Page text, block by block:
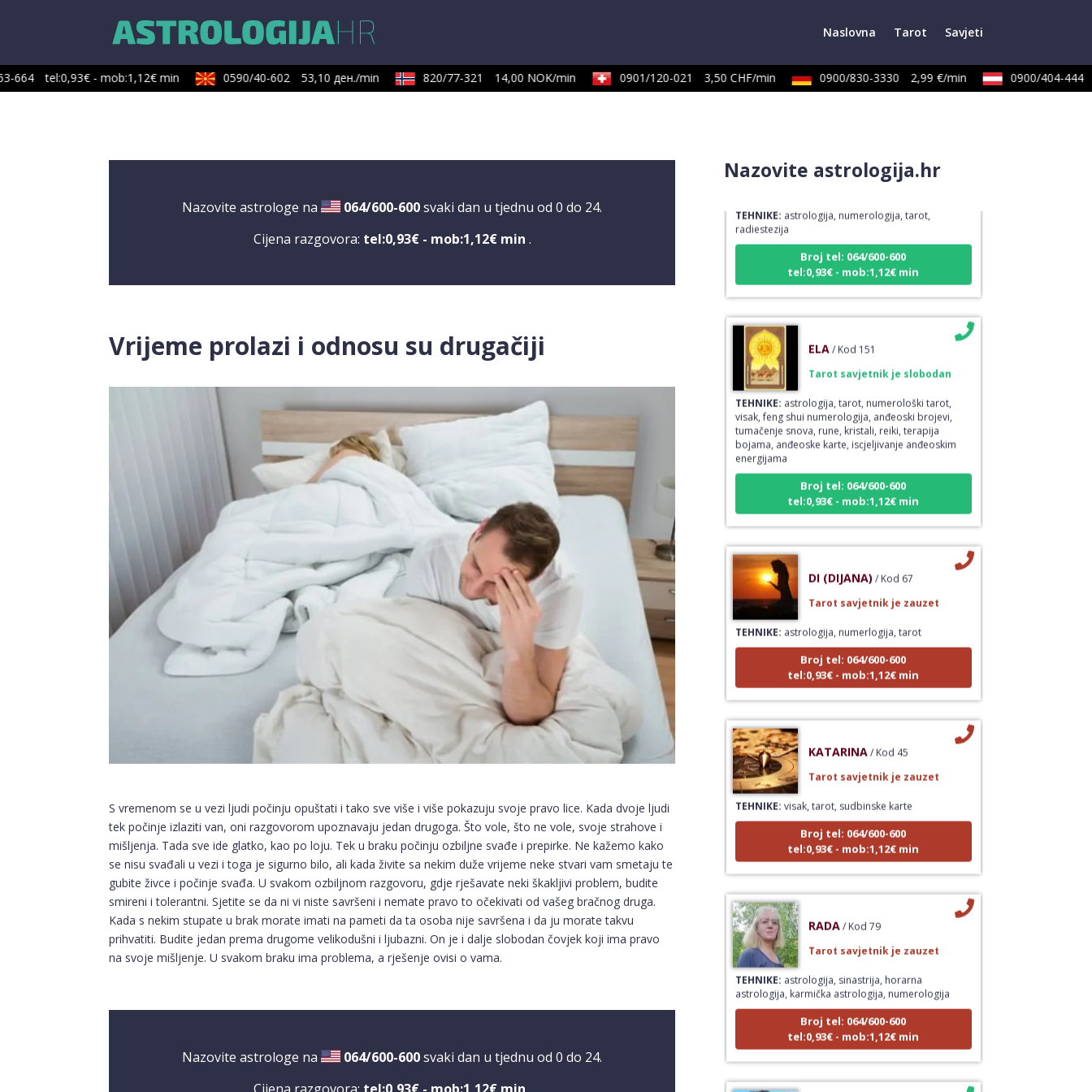
Naslovna Tarot Savjeti
664 tel:0,93€ - mob:1,12€ min 0590/40-602 53,10 ден./min 820/77-321 14,00 NOK/min 0901/120-021 3,50 CHF/min 0900/830-3330 2,99 €/min 0900/404-444
Nazovite astrologe na 064/600-600 svaki dan u tjednu od 0 do 24.
Cijena razgovora: tel:0,93€ - mob:1,12€ min .
Vrijeme prolazi i odnosu su drugačiji
S vremenom se u vezi ljudi počinju opuštati i tako sve više i više pokazuju svoje pravo lice. Kada dvoje ljudi
tek počinje izlaziti van, oni razgovorom upoznavaju jedan drugoga. Što vole, što ne vole, svoje strahove i
mišljenja. Tada sve ide glatko, kao po loju. Tek u braku počinju ozbiljne svađe i prepirke. Ne kažemo kako
se nisu svađali u vezi i toga je sigurno bilo, ali kada živite sa nekim duže vrijeme neke stvari vam smetaju te
gubite živce i počinje svađa. U svakom ozbiljnom razgovoru, gdje rješavate neki škakljivi problem, budite
smireni i tolerantni. Sjetite se da ni vi niste savršeni i nemate pravo to očekivati od vašeg bračnog druga.
Kada s nekim stupate u brak morate imati na pameti da ta osoba nije savršena i da ju morate takvu
prihvatiti. Budite jedan prema drugome velikodušni i ljubazni. On je i dalje slobodan čovjek koji ima pravo
na svoje mišljenje. U svakom braku ima problema, a rješenje ovisi o vama.
Nazovite astrologe na 064/600-600 svaki dan u tjednu od 0 do 24.
Cijena razgovora: tel:0,93€ - mob:1,12€ min
Nazovite astrologija.hr
Tarot savjetnik je slobodan
radiestezija
Broj tel: 064/600-600
tel:0,93€ - mob:1,12€ min
TEHNIKE:astrologija, tarot, numerološki tarot,
visak, feng shui numerologija, anđeoski brojevi,
tumačenje snova, rune, kristali, reiki, terapija
bojama, anđeoske karte, iscjeljivanje anđeoskim
energijama
Broj tel: 064/600-600
tel:0,93€ - mob:1,12€ min
TEHNIKE:astrologija, numerlogija, tarot
Broj tel: 064/600-600
tel:0,93€ - mob:1,12€ min
TEHNIKE:visak, tarot, sudbinske karte
Broj tel: 064/600-600
tel:0,93€ - mob:1,12€ min
TEHNIKE:astrologija, sinastrija, horarna
astrologija, karmička astrologija, numerologija
Broj tel: 064/600-600
tel:0,93€ - mob:1,12€ min